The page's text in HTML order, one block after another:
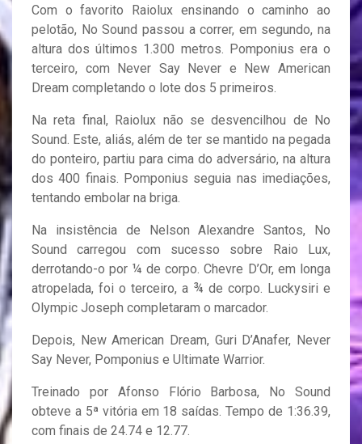
Com o favorito Raiolux ensinando o caminho ao
pelotão, No Sound passou a correr, em segundo, na
altura dos últimos 1.300 metros. Pomponius era o
terceiro, com Never Say Never e New American
Dream completando o lote dos 5 primeiros.
Na reta final, Raiolux não se desvencilhou de No
Sound. Este, aliás, além de ter se mantido na pegada
do ponteiro, partiu para cima do adversário, na altura
dos 400 finais. Pomponius seguia nas imediações,
tentando embolar na briga.
Na insistência de Nelson Alexandre Santos, No
Sound carregou com sucesso sobre Raio Lux,
derrotando-o por ¼ de corpo. Chevre D’Or, em longa
atropelada, foi o terceiro, a ¾ de corpo. Luckysiri e
Olympic Joseph completaram o marcador.
Depois, New American Dream, Guri D’Anafer, Never
Say Never, Pomponius e Ultimate Warrior.
Treinado por Afonso Flório Barbosa, No Sound
obteve a 5ª vitória em 18 saídas. Tempo de 1:36.39,
com finais de 24.74 e 12.77.